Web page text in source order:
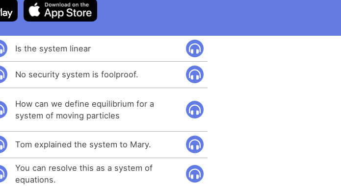
Is the system linear
No security system is foolproof.
How can we define equilibrium for a
system of moving particles
Tom explained the system to Mary.
You can resolve this as a system of
equations.